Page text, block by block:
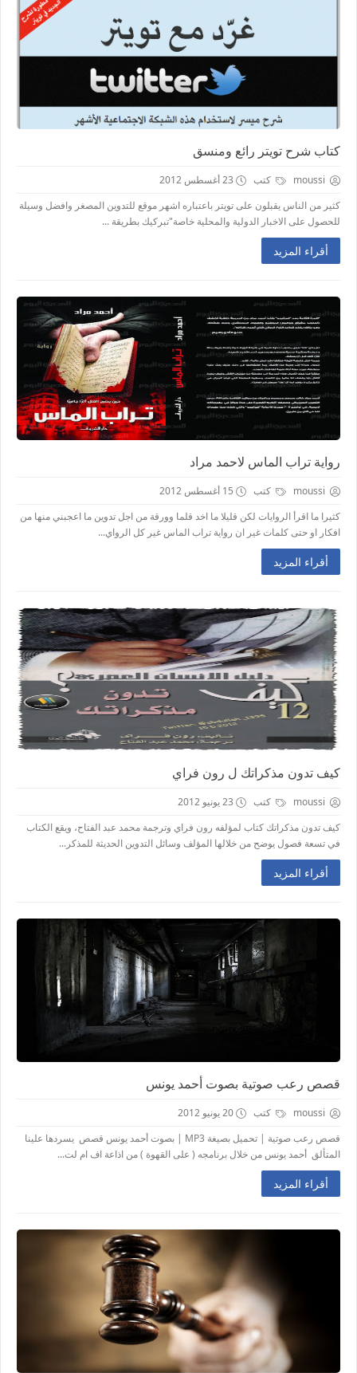
كتاب شرح تويتر رائع ومنسق
moussi كتب
23 أغسطس 2012
كثير من الناس يقبلون على تويتر باعتباره اشهر موقع للتدوين المصغر وافضل وسيلة
للحصول على الاخبار الدولية والمحلية خاصة"تبركيك بطريقة ...
أقراء المزيد
رواية تراب الماس لاحمد مراد
moussi كتب
15 أغسطس 2012
كثيرا ما اقرأ الروايات لكن قليلا ما اخد قلما وورقة من اجل تدوين ما اعجبني منها من
افكار او حتى كلمات غير ان رواية تراب الماس غير كل الرواي...
أقراء المزيد
كيف تدون مذكراتك ل رون فراي
moussi كتب
23 يونيو 2012
كيف تدون مذكراتك كتاب لمؤلفه رون فراي وترجمة محمد عبد الفتاح، ويقع الكتاب
في تسعة فصول يوضح من خلالها المؤلف وسائل التدوين الحديثة للمذكر...
أقراء المزيد
قصص رعب صوتية بصوت أحمد يونس
moussi كتب
20 يونيو 2012
قصص رعب صوتية | تحميل بصيغة MP3 | بصوت أحمد يونس قصص يسردها علينا
المتألق أحمد يونس من خلال برنامجه ( على القهوة ) من اذاعة اف ام لت...
أقراء المزيد